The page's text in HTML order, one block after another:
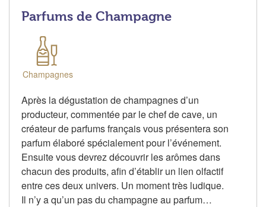
Parfums de Champagne
Champagnes
Après la dégustation de champagnes d’un
producteur, commentée par le chef de cave, un
créateur de parfums français vous présentera son
parfum élaboré spécialement pour l’événement.
Ensuite vous devrez découvrir les arômes dans
chacun des produits, afin d’établir un lien olfactif
entre ces deux univers. Un moment très ludique.
Il n’y a qu’un pas du champagne au parfum…